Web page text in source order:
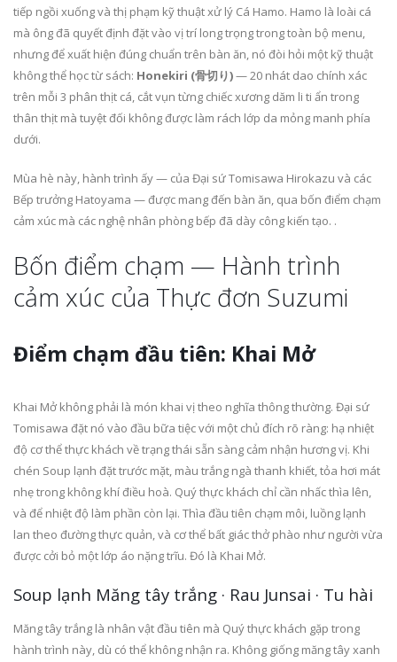
tiếp ngồi xuống và thị phạm kỹ thuật xử lý Cá Hamo. Hamo là loài cá
mà ông đã quyết định đặt vào vị trí long trọng trong toàn bộ menu,
nhưng để xuất hiện đúng chuẩn trên bàn ăn, nó đòi hỏi một kỹ thuật
không thể học từ sách: Honekiri (骨切り)— 20 nhát dao chính xác
trên mỗi 3 phân thịt cá, cắt vụn từng chiếc xương dăm li ti ẩn trong
thân thịt mà tuyệt đối không được làm rách lớp da mỏng manh phía
dưới.
Mùa hè này, hành trình ấy — của Đại sứ Tomisawa Hirokazu và các
Bếp trưởng Hatoyama — được mang đến bàn ăn, qua bốn điểm chạm
cảm xúc mà các nghệ nhân phòng bếp đã dày công kiến tạo. .
Bốn điểm chạm — Hành trình
cảm xúc của Thực đơn Suzumi
Điểm chạm đầu tiên: Khai Mở
Khai Mở không phải là món khai vị theo nghĩa thông thường. Đại sứ
Tomisawa đặt nó vào đầu bữa tiệc với một chủ đích rõ ràng: hạ nhiệt
độ cơ thể thực khách về trạng thái sẵn sàng cảm nhận hương vị. Khi
chén Soup lạnh đặt trước mặt, màu trắng ngà thanh khiết, tỏa hơi mát
nhẹ trong không khí điều hoà. Quý thực khách chỉ cần nhấc thìa lên,
và để nhiệt độ làm phần còn lại. Thìa đầu tiên chạm môi, luồng lạnh
lan theo đường thực quản, và cơ thể bất giác thở phào như người vừa
được cởi bỏ một lớp áo nặng trĩu. Đó là Khai Mở.
Soup lạnh Măng tây trắng · Rau Junsai · Tu hài
Măng tây trắng là nhân vật đầu tiên mà Quý thực khách gặp trong
hành trình này, dù có thể không nhận ra. Không giống măng tây xanh